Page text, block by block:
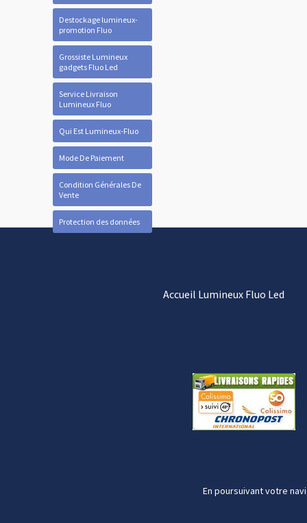
Destockage lumineux-
promotion Fluo
Grossiste Lumineux
gadgets Fluo Led
Service Livraison
Lumineux Fluo
Qui Est Lumineux-Fluo
Mode De Paiement
Condition Générales De
Vente
Protection des données
Accueil Lumineux Fluo Led
En poursuivant votre